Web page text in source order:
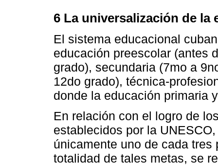
6 La universalización de la
El sistema educacional
educación preescolar (antes
grado), secundaria (7mo a
12do grado), técnica-
donde la educación primaria
En relación con el logro de
establecidos por la
únicamente uno de cada
totalidad de tales metas, se